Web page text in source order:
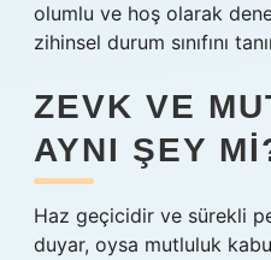
olumlu ve hoş olarak
zihinsel durum sınıfını
ZEVK VE
AYNI ŞEY
Haz geçicidir ve sürekli
duyar, oysa mutluluk